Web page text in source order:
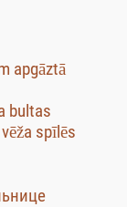
apgāztā
bultas
spīlēs